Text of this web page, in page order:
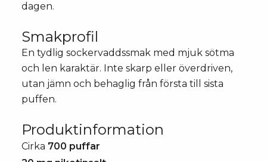
dagen.
Smakprofil
En tydlig sockervaddssmak med mjuk sötma
och len karaktär. Inte skarp eller överdriven,
utan jämn och behaglig från första till sista
puffen.
Produktinformation
Cirka 700 puffar